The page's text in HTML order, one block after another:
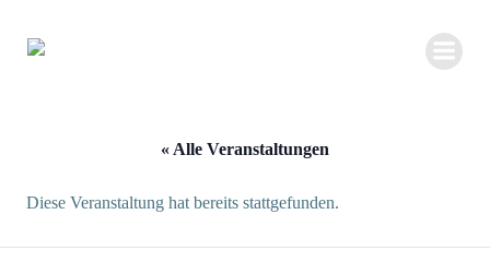
« Alle Veranstaltungen
Diese Veranstaltung hat bereits stattgefunden.